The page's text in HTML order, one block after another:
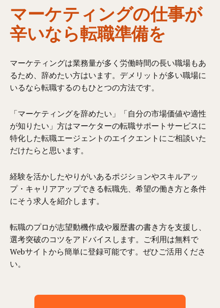
マーケティングの仕事が
辛いなら転職準備を
マーケティングは業務量が多く労働時間の長い職場もあ
るため、辞めたい方はいます。デメリットが多い職場に
いるなら転職するのもひとつの方法です。
「マーケティングを辞めたい」「自分の市場価値や適性
が知りたい」方はマーケターの転職サポートサービスに
特化した転職エージェントのエイクエントにご相談いた
だけたらと思います。
経験を活かしたやりがいあるポジションやスキルアッ
プ・キャリアアップできる転職先、希望の働き方と条件
にそう求人を紹介します。
転職のプロが志望動機作成や履歴書の書き方を支援し、
選考突破のコツをアドバイスします。ご利用は無料で
Webサイトから簡単に登録可能です。ぜひご活用くださ
い。